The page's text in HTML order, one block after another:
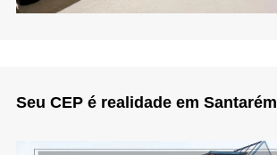
Seu CEP é realidade em Santarém